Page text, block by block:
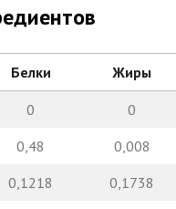
Белки Жиры
0 0
0,48 0,008
0,1218 0,1738